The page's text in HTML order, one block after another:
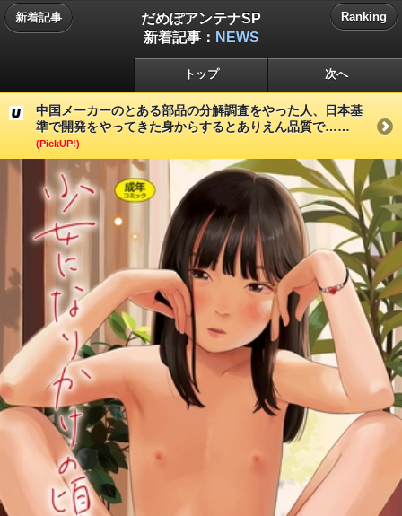
新着記事
だめぽアンテナSP
新着記事： NEWS
Ranking
トップ 次へ
中国メーカーのとある部品の分解調査をやった人、日本基
準で開発をやってきた身からするとありえん品質で……
(PickUP!)